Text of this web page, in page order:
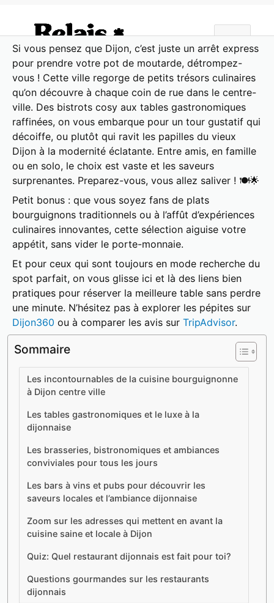
contenu
Si vous pensez que Dijon, c’est juste un arrêt express
pour prendre votre pot de moutarde, détrompez-
vous ! Cette ville regorge de petits trésors culinaires
qu’on découvre à chaque coin de rue dans le centre-
ville. Des bistrots cosy aux tables gastronomiques
raffinées, on vous embarque pour un tour gustatif qui
décoiffe, ou plutôt qui ravit les papilles du vieux
Dijon à la modernité éclatante. Entre amis, en famille
ou en solo, le choix est vaste et les saveurs
surprenantes. Preparez-vous, vous allez saliver ! 🍽️🌟
Petit bonus : que vous soyez fans de plats
bourguignons traditionnels ou à l’affût d’expériences
culinaires innovantes, cette sélection aiguise votre
appétit, sans vider le porte-monnaie.
Et pour ceux qui sont toujours en mode recherche du
spot parfait, on vous glisse ici et là des liens bien
pratiques pour réserver la meilleure table sans perdre
une minute. N’hésitez pas à explorer les pépites sur
Dijon360 ou à comparer les avis sur TripAdvisor.
Sommaire
Les incontournables de la cuisine bourguignonne
à Dijon centre ville
Les tables gastronomiques et le luxe à la
dijonnaise
Les brasseries, bistronomiques et ambiances
conviviales pour tous les jours
Les bars à vins et pubs pour découvrir les
saveurs locales et l’ambiance dijonnaise
Zoom sur les adresses qui mettent en avant la
cuisine saine et locale à Dijon
Quiz: Quel restaurant dijonnais est fait pour toi?
Questions gourmandes sur les restaurants
dijonnais